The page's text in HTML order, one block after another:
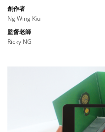
創作者
Ng Wing Kiu
監督老師
Ricky NG